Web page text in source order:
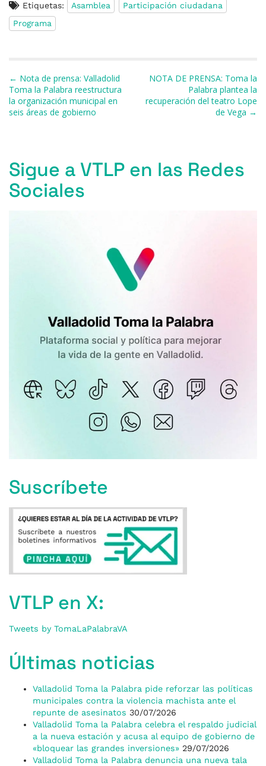
c
e
o
o
k
e
y
re
s
at e
m
ai m
ti
r
Etiquetas: Asamblea
Participación ciudadana
Programa
Navegación de entradas
← Nota de prensa: Valladolid
Toma la Palabra reestructura
la organización municipal en
seis áreas de gobierno
NOTA DE PRENSA: Toma la
Palabra plantea la
recuperación del teatro Lope
de Vega →
Sigue a VTLP en las Redes
Sociales
Suscríbete
VTLP en X:
Tweets by TomaLaPalabraVA
Últimas noticias
Valladolid Toma la Palabra pide reforzar las políticas
municipales contra la violencia machista ante el
repunte de asesinatos 30/07/2026
Valladolid Toma la Palabra celebra el respaldo judicial
a la nueva estación y acusa al equipo de gobierno de
«bloquear las grandes inversiones» 29/07/2026
Valladolid Toma la Palabra denuncia una nueva tala